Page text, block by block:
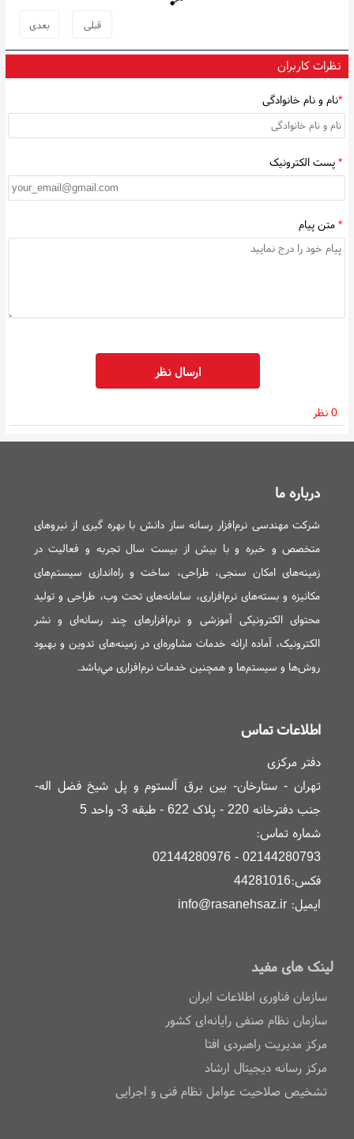
بعدی قبلی
نظرات کاربران
*نام و نام خانوادگی
* پست الکترونیک
* متن پیام
ارسال نظر
0 نظر
درباره ما
شرکت مهندسی نرم‌افزار رسانه ساز دانش با بهره گيری از نيروهای
متخصص و خبره و با بيش از بیست سال تجربه و فعاليت در
زمينه‌های امکان سنجی، طراحی، ساخت و راه‌اندازی سيستم‌های
مکانيزه و بسته‌های نرم‌افزاری، سامانه‌های تحت وب، طراحی و توليد
محتوای الکترونیکی آموزشی و نرم‌افزارهای چند رسانه‌ای و نشر
الکترونیک، آماده ارائه خدمات مشاوره‌ای در زمينه‌های تدوين و بهبود
روش‌ها و سيستم‌ها و همچنین خدمات نرم‌افزاری مي‌باشد.
اطلاعات تماس
دفتر مرکزی
تهران - ستارخان- بین برق آلستوم و پل شیخ فضل اله-
جنب دفترخانه 220 - پلاک 622 - طبقه 3- واحد 5
شماره تماس:
02144280793 - 02144280976
فکس:44281016
ایمیل: info@rasanehsaz.ir
لینک های مفید
سازمان فناوری اطلاعات ایران
سازمان نظام صنفی رایانه‌ای کشور
مرکز مدیریت راهبردی افتا
مرکز رسانه دیجیتال ارشاد
تشخیص صلاحیت عوامل نظام فنی و اجرایی